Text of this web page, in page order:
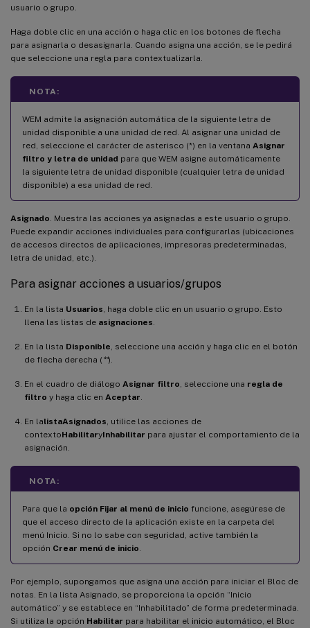
usuario o grupo.
Haga doble clic en una acción o haga clic en los botones de flecha
para asignarla o desasignarla. Cuando asigna una acción, se le pedirá
que seleccione una regla para contextualizarla.
NOTA:
WEM admite la asignación automática de la siguiente letra de
unidad disponible a una unidad de red. Al asignar una unidad de
red, seleccione el carácter de asterisco (*) en la ventana Asignar
filtro y letra de unidad para que WEM asigne automáticamente
la siguiente letra de unidad disponible (cualquier letra de unidad
disponible) a esa unidad de red.
Asignado . Muestra las acciones ya asignadas a este usuario o grupo.
Puede expandir acciones individuales para configurarlas (ubicaciones
de accesos directos de aplicaciones, impresoras predeterminadas,
letra de unidad, etc.).
Para asignar acciones a usuarios/grupos
En la lista Usuarios , haga doble clic en un usuario o grupo. Esto
llena las listas de asignaciones
En la lista Disponible , seleccione una acción y haga clic en el botón
de flecha derecha ( **).
En el cuadro de diálogo Asignar filtro , seleccione una regla de
filtro y haga clic en Aceptar
En lalistaAsignados , utilice las acciones de
contextoHabilitaryInhabilitar para ajustar el comportamiento de la
asignación.
NOTA:
Para que la opción Fijar al menú de inicio funcione, asegúrese de
que el acceso directo de la aplicación existe en la carpeta del
menú Inicio. Si no lo sabe con seguridad, active también la
opción Crear menú de inicio
Por ejemplo, supongamos que asigna una acción para iniciar el Bloc de
notas. En la lista Asignado, se proporciona la opción “Inicio
automático” y se establece en “Inhabilitado” de forma predeterminada.
Si utiliza la opción Habilitar para habilitar el inicio automático, el Bloc